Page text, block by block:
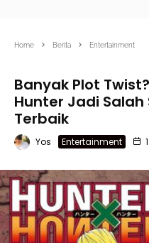
Home Berita Entertainment
Banyak Plot
Hunter Jadi
Terbaik
Yos Entertainment